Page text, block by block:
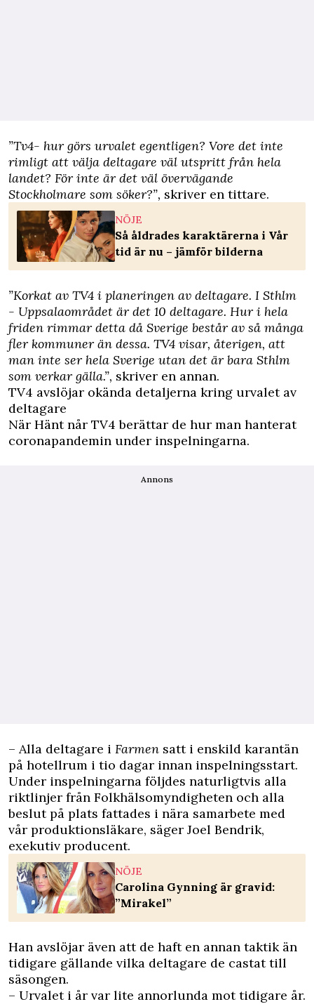
”Tv4- hur görs urvalet egentligen? Vore det inte
rimligt att välja deltagare väl utspritt från hela
landet? För inte är det väl övervägande
Stockholmare som söker?”, skriver en tittare.
NÖJE
Så åldrades karaktärerna i Vår
tid är nu – jämför bilderna
”Korkat av TV4 i planeringen av deltagare. I Sthlm
- Uppsalaområdet är det 10 deltagare. Hur i hela
friden rimmar detta då Sverige består av så många
fler kommuner än dessa. TV4 visar, återigen, att
man inte ser hela Sverige utan det är bara Sthlm
som verkar gälla.”, skriver en annan.
TV4 avslöjar okända detaljerna kring urvalet av
deltagare
När Hänt når TV4 berättar de hur man hanterat
coronapandemin under inspelningarna.
Annons
– Alla deltagare i Farmen satt i enskild karantän
på hotellrum i tio dagar innan inspelningsstart.
Under inspelningarna följdes naturligtvis alla
riktlinjer från Folkhälsomyndigheten och alla
beslut på plats fattades i nära samarbete med
vår produktionsläkare, säger Joel Bendrik,
exekutiv producent.
NÖJE
Carolina Gynning är gravid:
”Mirakel”
Han avslöjar även att de haft en annan taktik än
tidigare gällande vilka deltagare de castat till
säsongen.
– Urvalet i år var lite annorlunda mot tidigare år.